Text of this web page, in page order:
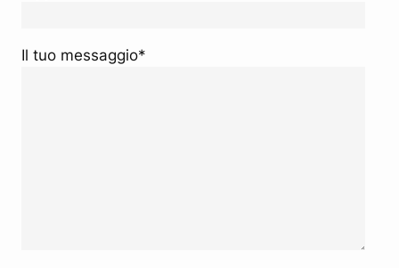
Il tuo messaggio*